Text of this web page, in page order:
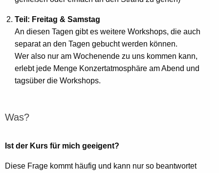
Teil: Freitag & Samstag
An diesen Tagen gibt es weitere Workshops, die auch
separat an den Tagen gebucht werden können.
Wer also nur am Wochenende zu uns kommen kann,
erlebt jede Menge Konzertatmosphäre am Abend und
tagsüber die Workshops.
Was?
Ist der Kurs für mich geeigent?
Diese Frage kommt häufig und kann nur so beantwortet